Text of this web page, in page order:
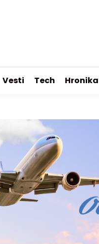
Vesti Tech Hronika